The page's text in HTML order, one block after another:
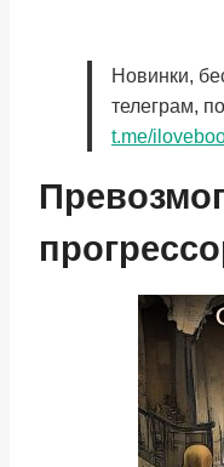
Новинки,
телеграм,
t.me/